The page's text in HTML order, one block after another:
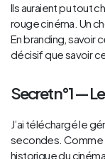
Ils auraient pu tout
rouge cinéma. Un
En branding, savoir
décisif que savoir
Secret n°1 —
J’ai téléchargé le
secondes. Comme
historique du